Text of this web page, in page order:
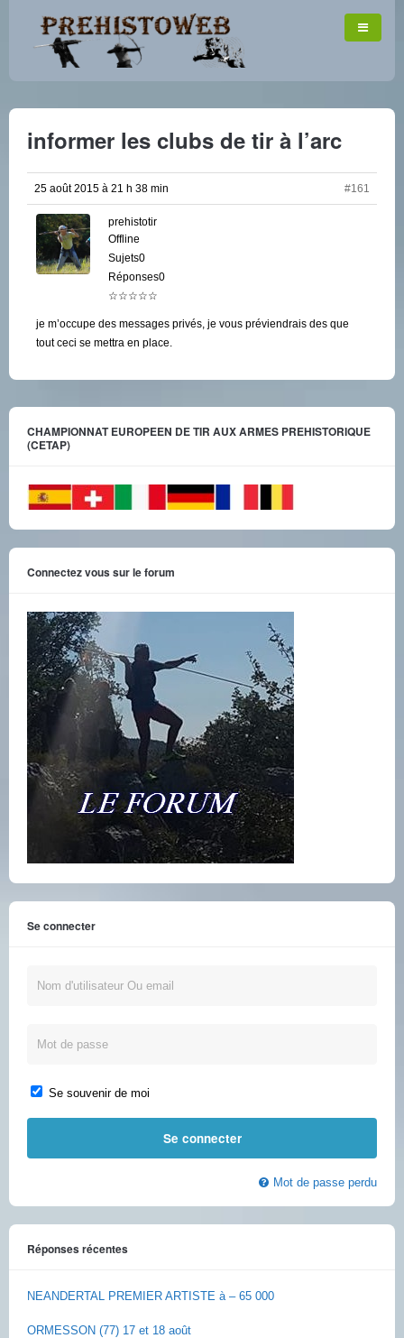
informer les clubs de tir à l’arc
25 août 2015 à 21 h 38 min #161
prehistotir
Offline
Sujets0
Réponses0
☆☆☆☆☆
je m’occupe des messages privés, je vous préviendrais des que
tout ceci se mettra en place.
CHAMPIONNAT EUROPEEN DE TIR AUX ARMES PREHISTORIQUE
(CETAP)
Connectez vous sur le forum
Se connecter
Se souvenir de moi
Mot de passe perdu
Réponses récentes
NEANDERTAL PREMIER ARTISTE à – 65 000
ORMESSON (77) 17 et 18 août